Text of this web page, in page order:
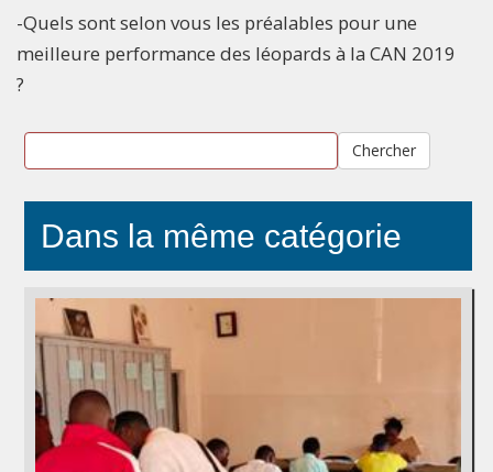
-Quels sont selon vous les préalables pour une
meilleure performance des léopards à la CAN 2019
?
Chercher
Dans la même catégorie